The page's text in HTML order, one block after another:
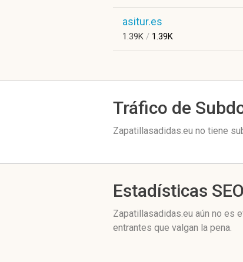
asitur.es
1.39K / 1.39K
Tráfico de
Zapatillasadidas.eu no tiene
Estadísticas SEO
Zapatillasadidas.eu aún no es
entrantes que valgan la pena.